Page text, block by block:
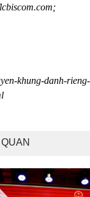
khung-danh-